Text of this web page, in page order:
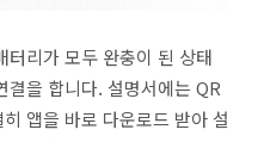
터리가 모두 완충이 된 상태
결을 합니다. 설명서에는 QR
앱을 바로 다운로드 받아 설